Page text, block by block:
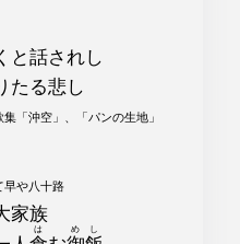
話されし
る悲し
、「パンの生地」
早や八十路
家族
は めし